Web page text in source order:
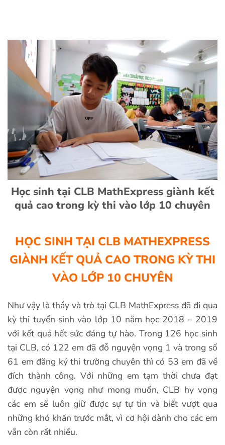
Học sinh tại CLB MathExpress giành kết
quả cao trong kỳ thi vào lớp 10 chuyên
HỌC SINH TẠI CLB MATHEXPRESS
GIÀNH KẾT QUẢ CAO TRONG KỲ THI
VÀO LỚP 10 CHUYÊN
Như vậy là thầy và trò tại CLB MathExpress đã đi qua
kỳ thi tuyển sinh vào lớp 10 năm học 2018 – 2019
với kết quả hết sức đáng tự hào. Trong 126 học sinh
tại CLB, có 122 em đã đỗ nguyện vọng 1 và trong số
61 em đăng ký thi trường chuyên thì có 53 em đã về
đích thành công. Với những em tạm thời chưa đạt
được nguyện vọng như mong muốn, CLB hy vọng
các em sẽ luôn giữ được sự tự tin và biết vượt qua
những khó khăn trước mắt, vì cơ hội dành cho các em
vẫn còn rất nhiều.